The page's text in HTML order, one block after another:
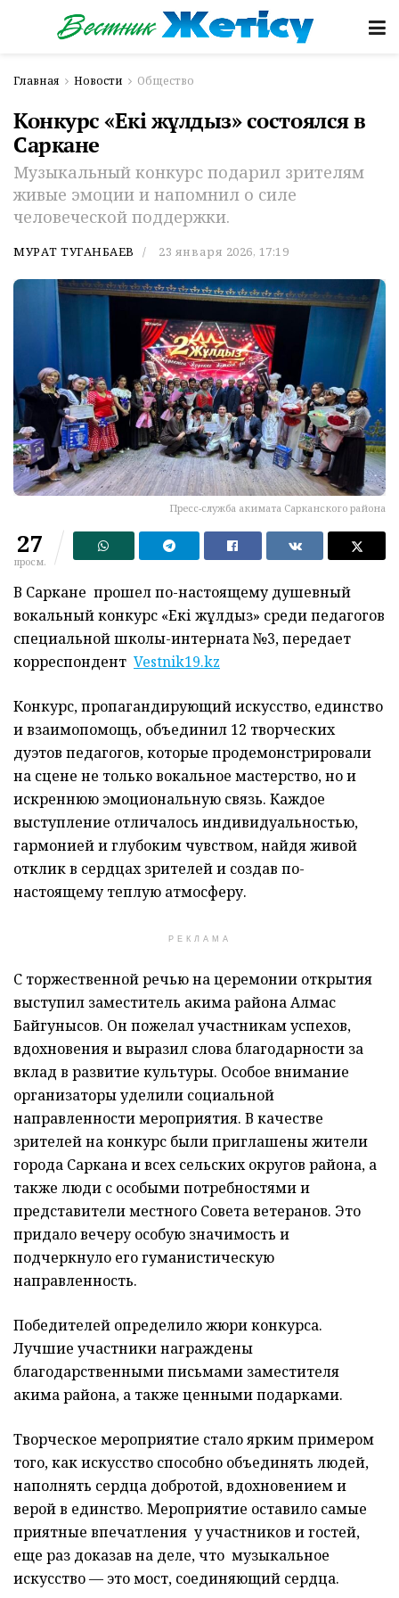
Главная Новости Общество
Конкурс «Екі жұлдыз» состоялся в
Саркане
Музыкальный конкурс подарил зрителям
живые эмоции и напомнил о силе
человеческой поддержки.
МУРАТ ТУГАНБАЕВ 23 января 2026, 17:19
Пресс-служба акимата Сарканского района
27
просм.
В Саркане прошел по-настоящему душевный
вокальный конкурс «Екі жұлдыз» среди педагогов
специальной школы-интерната №3, передает
корреспондент Vestnik19.kz
Конкурс, пропагандирующий искусство, единство
и взаимопомощь, объединил 12 творческих
дуэтов педагогов, которые продемонстрировали
на сцене не только вокальное мастерство, но и
искреннюю эмоциональную связь. Каждое
выступление отличалось индивидуальностью,
гармонией и глубоким чувством, найдя живой
отклик в сердцах зрителей и создав по-
настоящему теплую атмосферу.
РЕКЛАМА
С торжественной речью на церемонии открытия
выступил заместитель акима района Алмас
Байгунысов. Он пожелал участникам успехов,
вдохновения и выразил слова благодарности за
вклад в развитие культуры. Особое внимание
организаторы уделили социальной
направленности мероприятия. В качестве
зрителей на конкурс были приглашены жители
города Саркана и всех сельских округов района, а
также люди с особыми потребностями и
представители местного Совета ветеранов. Это
придало вечеру особую значимость и
подчеркнуло его гуманистическую
направленность.
Победителей определило жюри конкурса.
Лучшие участники награждены
благодарственными письмами заместителя
акима района, а также ценными подарками.
Творческое мероприятие стало ярким примером
того, как искусство способно объединять людей,
наполнять сердца добротой, вдохновением и
верой в единство. Мероприятие оставило самые
приятные впечатления у участников и гостей,
еще раз доказав на деле, что музыкальное
искусство — это мост, соединяющий сердца.